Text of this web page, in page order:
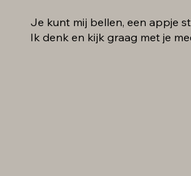
Je kunt mij bellen, een appje
Ik denk en kijk graag met je